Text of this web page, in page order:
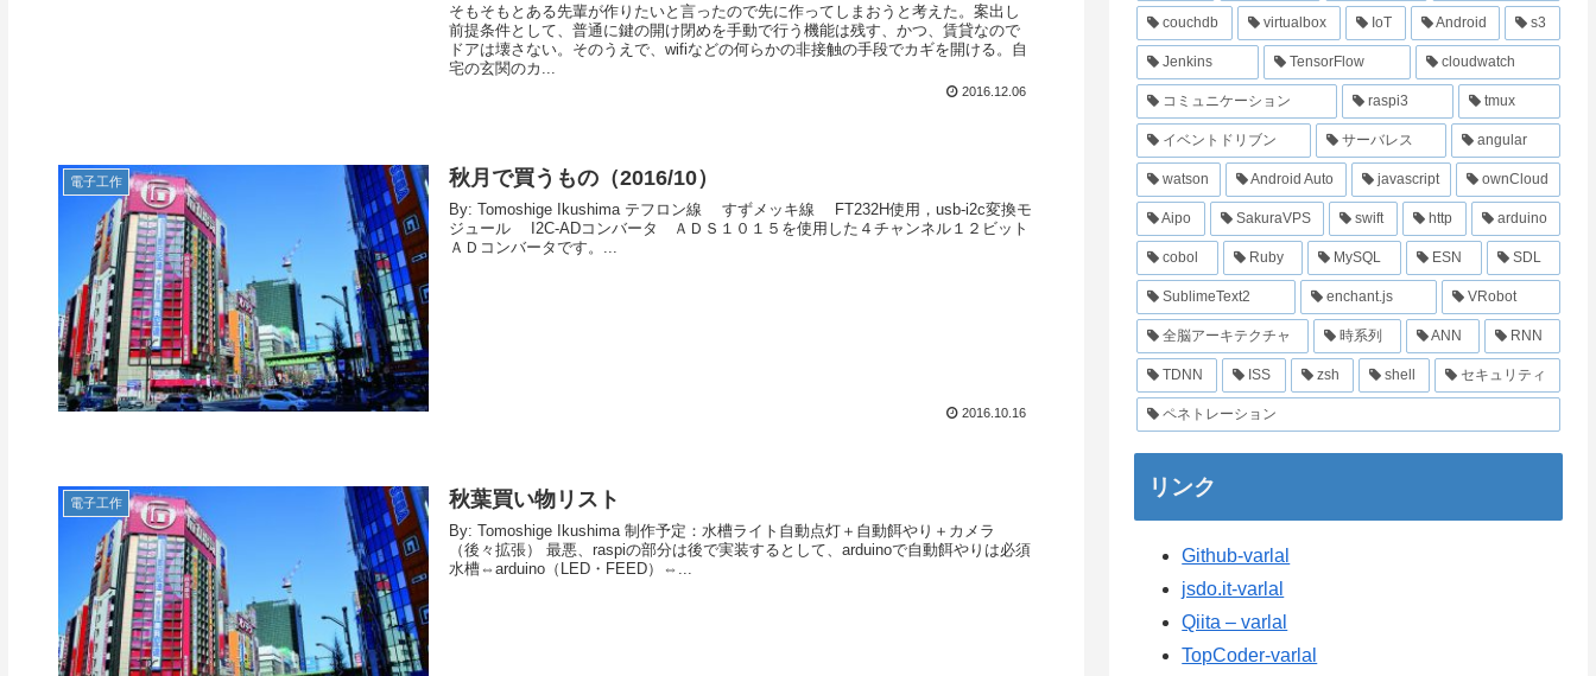
そもそもとある先輩が作りたいと言ったので先に作ってしまおうと考えた。案出し
前提条件として、普通に鍵の開け閉めを手動で行う機能は残す、かつ、賃貸なので
ドアは壊さない。そのうえで、wifiなどの何らかの非接触の手段でカギを開ける。自
宅の玄関のカ...
2016.12.06
電子工作 秋月で買うもの（2016/10）
By: Tomoshige Ikushima テフロン線 すずメッキ線 FT232H使用，usb-i2c変換モ
ジュール I2C-ADコンバータ ＡＤＳ１０１５を使用した４チャンネル１２ビット
ＡＤコンバータです。...
2016.10.16
電子工作 秋葉買い物リスト
By: Tomoshige Ikushima 制作予定：水槽ライト自動点灯＋自動餌やり＋カメラ
（後々拡張） 最悪、raspiの部分は後で実装するとして、arduinoで自動餌やりは必須
水槽⇔arduino（LED・FEED）⇔...
couchdb virtualbox IoT Android s3
Jenkins TensorFlow cloudwatch
コミュニケーション raspi3 tmux
イベントドリブン サーバレス angular
watson Android Auto javascript ownCloud
Aipo SakuraVPS swift http arduino
cobol Ruby MySQL ESN SDL
SublimeText2 enchant.js VRobot
全脳アーキテクチャ 時系列 ANN RNN
TDNN ISS zsh shell セキュリティ
ペネトレーション
リンク
Github-varlal
jsdo.it-varlal
Qiita – varlal
TopCoder-varlal